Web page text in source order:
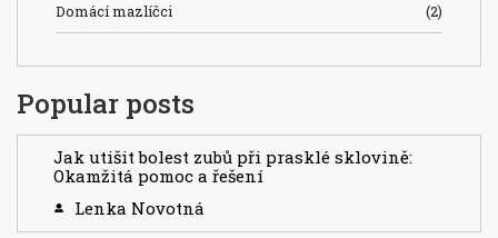
Domácí mazlíčci (2)
Popular posts
Jak utišit bolest zubů při prasklé sklovině:
Okamžitá pomoc a řešení
Lenka Novotná